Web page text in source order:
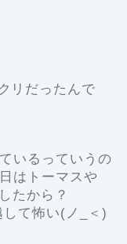
リだったんで
いるっていうの
はトーマスや
たから？
て怖い(ノ_＜)